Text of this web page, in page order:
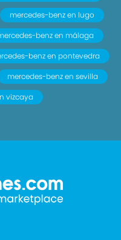
mercedes-benz en lugo
benz en málaga
benz en pontevedra
mercedes-benz en sevilla
vizcaya